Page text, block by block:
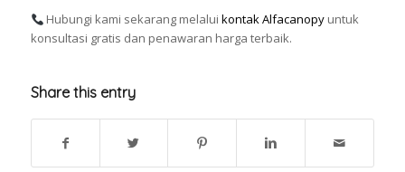
Hubungi kami sekarang melaluikontak Alfacanopy untuk
konsultasi gratis dan penawaran harga terbaik.
Share this entry